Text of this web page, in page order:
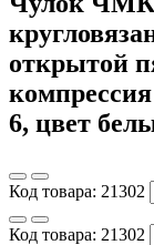
открытой
6, цвет
Код товара: 21302
Код товара: 21302